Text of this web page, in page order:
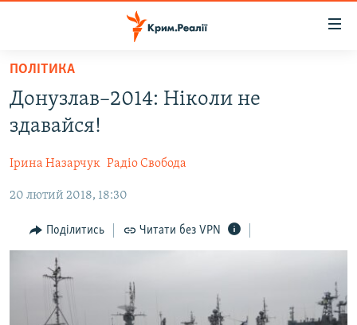
Перейти
основного
матеріалу
до
навігації
Перейти
ВОДА.КРИМ
ПОЛІТИКА
БЛОГИ
ПОГЛЯД
ІНТЕРВ'Ю
ВСЕ ЗА ДЕНЬ
СПЕЦПРОЕКТИ
ПОЛІТИКА
Донузлав–2014: Ніколи не
здавайся!
Ірина Назарчук Радіо Свобода
20 лютий 2018, 18:30
Поділитись Читати без VPN